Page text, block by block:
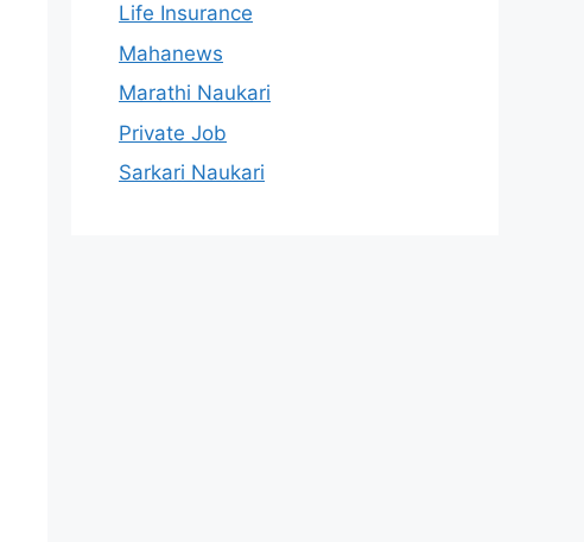
Life Insurance
Mahanews
Marathi Naukari
Private Job
Sarkari Naukari